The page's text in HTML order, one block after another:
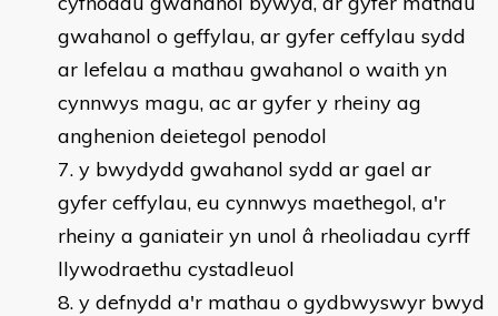
gwahanol o geffylau, ar gyfer ceffylau sydd
ar lefelau a mathau gwahanol o waith yn
cynnwys magu, ac ar gyfer y rheiny ag
anghenion deietegol penodol
y bwydydd gwahanol sydd ar gael ar
gyfer ceffylau, eu cynnwys maethegol, a'r
rheiny a ganiateir yn unol â rheoliadau cyrff
llywodraethu cystadleuol
y defnydd a'r mathau o gydbwyswyr bwyd